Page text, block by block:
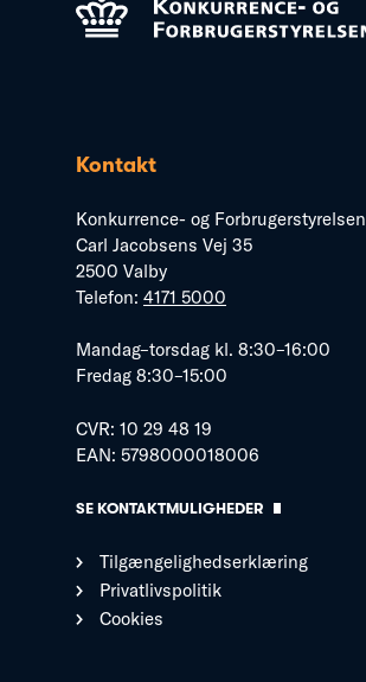
Kontakt
Konkurrence- og Forbrugerstyrelsen
Carl Jacobsens Vej 35
2500 Valby
Telefon: 4171 5000
Mandag–torsdag kl. 8:30–16:00
Fredag 8:30–15:00
CVR: 10 29 48 19
EAN: 5798000018006
SE KONTAKTMULIGHEDER
Tilgængelighedserklæring
Privatlivspolitik
Cookies